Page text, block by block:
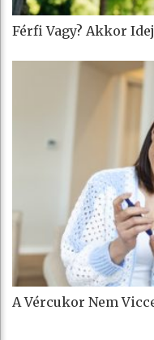
Férfi Vagy? Akkor
A Vércukor Nem